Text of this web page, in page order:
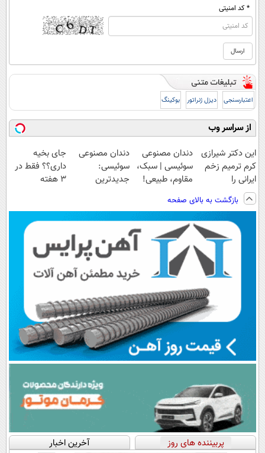
* کد امنیتی
اعتبارسنجی دیزل ژنراتور بوکینگ
از سراسر وب
این دکتر شیرازی
کرم ترمیم زخم
ایرانی را
ساخت!!!
دندان مصنوعی
سوئیسی | سبک،
مقاوم، طبیعی!
رایگان+پرداخت
اقساطی😍
دندان مصنوعی
سوئیسی:
جدیدترین
پرداخت قسطی
جای بخیه
داری؟؟ فقط در
3 هفته
بازگشت به بالای صفحه
پربیننده های روز آخرین اخبار